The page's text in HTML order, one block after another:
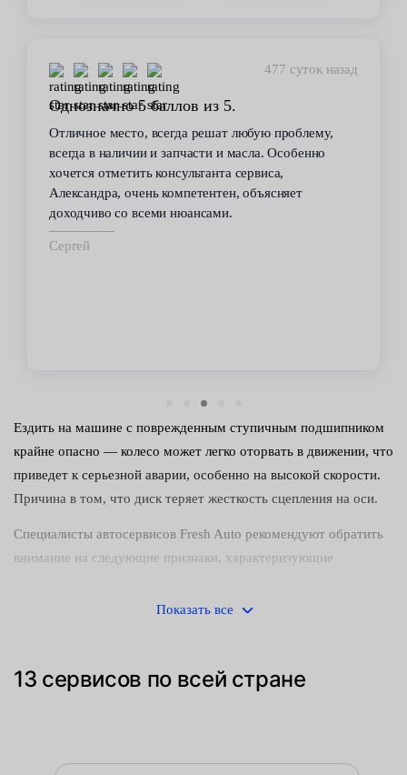
477 суток назад
Однозначно 5 баллов из 5.
Отличное место, всегда решат любую проблему,
всегда в наличии и запчасти и масла. Особенно
хочется отметить консультанта сервиса,
Александра, очень компетентен, объясняет
доходчиво со всеми нюансами.
Сергей
Ездить на машине с поврежденным ступичным подшипником
крайне опасно — колесо может легко оторвать в движении, что
приведет к серьезной аварии, особенно на высокой скорости.
Причина в том, что диск теряет жесткость сцепления на оси.
Специалисты автосервисов Fresh Auto рекомендуют обратить
внимание на следующие признаки, характеризующие
части, относящегося к самым нагруженным узлам подвески
неровностей — «лежачие полицейские», ямы и кочки;
Показать все
13 сервисов по всей стране